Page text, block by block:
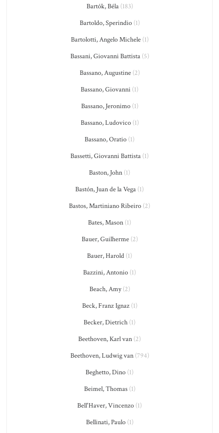
Bartók, Béla(183)
Bartoldo, Sperindio(1)
Bartolotti, Angelo Michele(1)
Bassani, Giovanni Battista(5)
Bassano, Augustine(2)
Bassano, Giovanni (1)
Bassano, Jeronimo(1)
Bassano, Ludovico(1)
Bassano, Oratio (1)
Bassetti, Giovanni Battista (1)
Baston, John (1)
Bastón, Juan de la Vega (1)
Bastos, Martiniano Ribeiro (2)
Bates, Mason (1)
Bauer, Guilherme(2)
Bauer, Harold (1)
Bazzini, Antonio (1)
Beach, Amy(2)
Beck, Franz Ignaz(1)
Becker, Dietrich (1)
Beethoven, Karl van (2)
Beethoven, Ludwig van(794)
Beghetto, Dino (1)
Beimel, Thomas(1)
Bell'Haver, Vincenzo (1)
Bellinati, Paulo(1)